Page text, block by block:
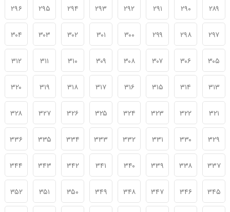
۲۸۹ ۲۹۰ ۲۹۱ ۲۹۲ ۲۹۳ ۲۹۴ ۲۹۵ ۲۹۶
۲۹۷ ۲۹۸ ۲۹۹ ۳۰۰ ۳۰۱ ۳۰۲ ۳۰۳ ۳۰۴
۳۰۵ ۳۰۶ ۳۰۷ ۳۰۸ ۳۰۹ ۳۱۰ ۳۱۱ ۳۱۲
۳۱۳ ۳۱۴ ۳۱۵ ۳۱۶ ۳۱۷ ۳۱۸ ۳۱۹ ۳۲۰
۳۲۱ ۳۲۲ ۳۲۳ ۳۲۴ ۳۲۵ ۳۲۶ ۳۲۷ ۳۲۸
۳۲۹ ۳۳۰ ۳۳۱ ۳۳۲ ۳۳۳ ۳۳۴ ۳۳۵ ۳۳۶
۳۳۷ ۳۳۸ ۳۳۹ ۳۴۰ ۳۴۱ ۳۴۲ ۳۴۳ ۳۴۴
۳۴۵ ۳۴۶ ۳۴۷ ۳۴۸ ۳۴۹ ۳۵۰ ۳۵۱ ۳۵۲